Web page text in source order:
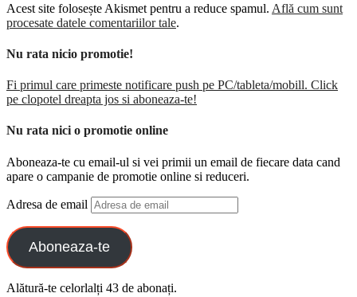
Acest site folosește Akismet pentru a reduce spamul. Află cum sunt
procesate datele comentariilor tale.
Nu rata nicio promotie!
Fi primul care primeste notificare push pe PC/tableta/mobill. Click
pe clopotel dreapta jos si aboneaza-te!
Nu rata nici o promotie online
Aboneaza-te cu email-ul si vei primii un email de fiecare data cand
apare o campanie de promotie online si reduceri.
Adresa de email
Aboneaza-te
Alătură-te celorlalți 43 de abonați.